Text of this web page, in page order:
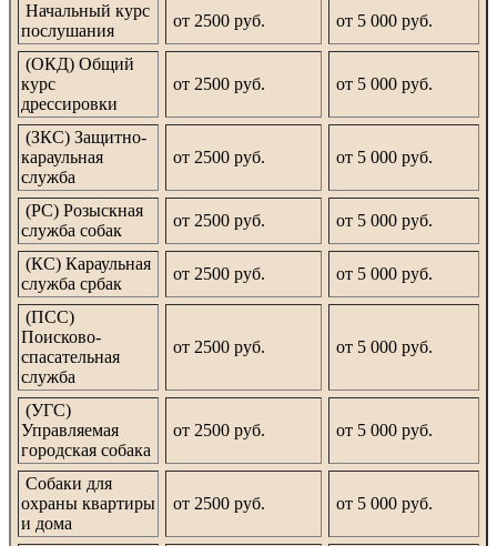
Начальный курс
послушания
от 2500 руб. от 5 000 руб.
(ОКД) Общий
курс
дрессировки
от 2500 руб. от 5 000 руб.
(ЗКС) Защитно-
караульная
служба
от 2500 руб. от 5 000 руб.
(РС) Розыскная
служба собак
от 2500 руб. от 5 000 руб.
(КС) Караульная
служба србак
от 2500 руб. от 5 000 руб.
(ПСС)
Поисково-
спасательная
служба
от 2500 руб. от 5 000 руб.
(УГС)
Управляемая
городская собака
от 2500 руб. от 5 000 руб.
Собаки для
охраны квартиры
и дома
от 2500 руб. от 5 000 руб.